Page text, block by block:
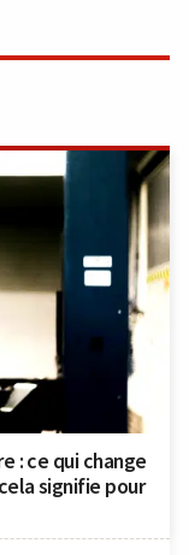
: ce qui change
signifie pour